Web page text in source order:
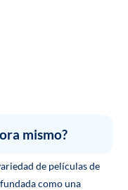
mismo?
de películas de
como una